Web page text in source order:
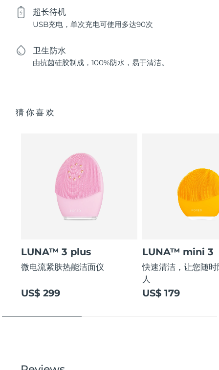
超长待机
USB充电，单次充电可使用多达90次
卫生防水
由抗菌硅胶制成，100%防水，易于清洁。
猜你喜欢
LUNA™ 3 plus
微电流紧肤热能洁面仪
US$ 299
LUNA™ mini 3
快速清洁，让您随
人
US$ 179